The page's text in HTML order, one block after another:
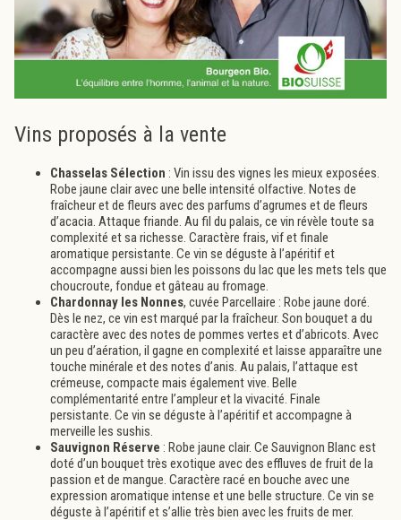
Vins proposés à la vente
Chasselas Sélection : Vin issu des vignes les mieux exposées.
Robe jaune clair avec une belle intensité olfactive. Notes de
fraîcheur et de fleurs avec des parfums d’agrumes et de fleurs
d’acacia. Attaque friande. Au fil du palais, ce vin révèle toute sa
complexité et sa richesse. Caractère frais, vif et finale
aromatique persistante. Ce vin se déguste à l’apéritif et
accompagne aussi bien les poissons du lac que les mets tels que
choucroute, fondue et gâteau au fromage.
Chardonnay les Nonnes, cuvée Parcellaire : Robe jaune doré.
Dès le nez, ce vin est marqué par la fraîcheur. Son bouquet a du
caractère avec des notes de pommes vertes et d’abricots. Avec
un peu d’aération, il gagne en complexité et laisse apparaître une
touche minérale et des notes d’anis. Au palais, l’attaque est
crémeuse, compacte mais également vive. Belle
complémentarité entre l’ampleur et la vivacité. Finale
persistante. Ce vin se déguste à l’apéritif et accompagne à
merveille les sushis.
Sauvignon Réserve : Robe jaune clair. Ce Sauvignon Blanc est
doté d’un bouquet très exotique avec des effluves de fruit de la
passion et de mangue. Caractère racé en bouche avec une
expression aromatique intense et une belle structure. Ce vin se
déguste à l’apéritif et s’allie très bien avec les fruits de mer.